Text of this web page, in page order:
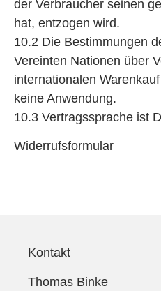
der Verbraucher seinen
hat, entzogen wird.
10.2 Die Bestimmungen
Vereinten Nationen über
internationalen
keine Anwendung.
10.3 Vertragssprache ist
Widerrufsformular
Kontakt
Thomas Binke